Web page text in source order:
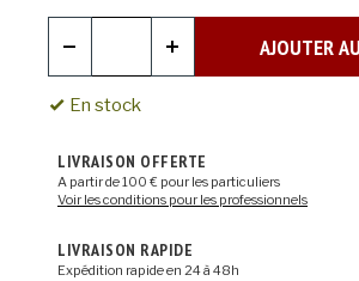
AJOUTER
En stock
LIVRAISON OFFERTE
A partir de 100 € pour les particuliers
Voir les conditions pour les professionnels
LIVRAISON RAPIDE
Expédition rapide en 24 à 48h